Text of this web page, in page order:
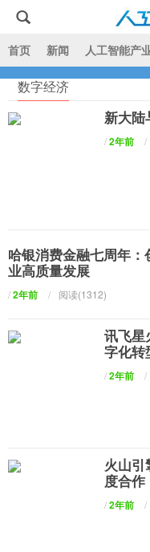
人工智能
首页 新闻 人工智能产
数字经济
新大陆
/2年前 /
哈银消费金融七周年
业高质量发展
/2年前 / 阅读(1312)
讯飞星
字化转
/2年前 /
火山引
度合作
/2年前 /